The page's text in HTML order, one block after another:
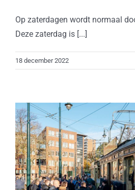
Op zaterdagen wordt normaal
Deze zaterdag is [...]
18 december 2022